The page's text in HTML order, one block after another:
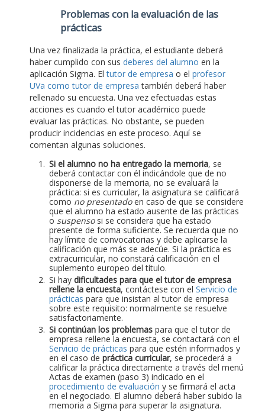
Problemas con la evaluación de las
prácticas
Una vez finalizada la práctica, el estudiante deberá
haber cumplido con sus deberes del alumno en la
aplicación Sigma. Eltutor de empresa o el profesor
UVa como tutor de empresa también deberá haber
rellenado su encuesta. Una vez efectuadas estas
acciones es cuando el tutor académico puede
evaluar las prácticas. No obstante, se pueden
producir incidencias en este proceso. Aquí se
comentan algunas soluciones.
Si el alumno no ha entregado la memoria, se
deberá contactar con él indicándole que de no
disponerse de la memoria, no se evaluará la
práctica: si es curricular, la asignatura se calificará
como no presentadoen caso de que se considere
que el alumno ha estado ausente de las prácticas
o suspensosi se considera que ha estado
presente de forma suficiente. Se recuerda que no
hay límite de convocatorias y debe aplicarse la
calificación que más se adecúe. Si la práctica es
extracurricular, no constará calificación en el
suplemento europeo del título.
Si hay dificultades para que el tutor de empresa
rellene la encuesta, contáctese con el Servicio de
prácticas para que insistan al tutor de empresa
sobre este requisito: normalmente se resuelve
satisfactoriamente.
Si continúan los problemas para que el tutor de
empresa rellene la encuesta, se contactará con el
Servicio de prácticas para que estén informados y
en el caso de práctica curricular, se procederá a
calificar la práctica directamente a través del menú
Actas de examen (paso 3) indicado en el
procedimiento de evaluación y se firmará el acta
en el negociado. El alumno deberá haber subido la
memoria a Sigma para superar la asignatura.